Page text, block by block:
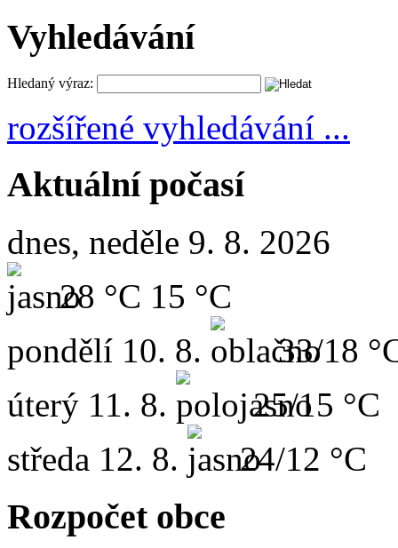
Vyhledávání
Hledaný výraz:
rozšířené vyhledávání ...
Aktuální počasí
dnes, neděle 9. 8. 2026
28 °C 15 °C
pondělí 10. 8.
33/18
úterý 11. 8.
25/15 °C
středa 12. 8. 24/12 °C
Rozpočet obce